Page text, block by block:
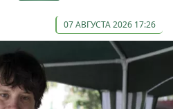
07 АВГУСТА 2026 17:26